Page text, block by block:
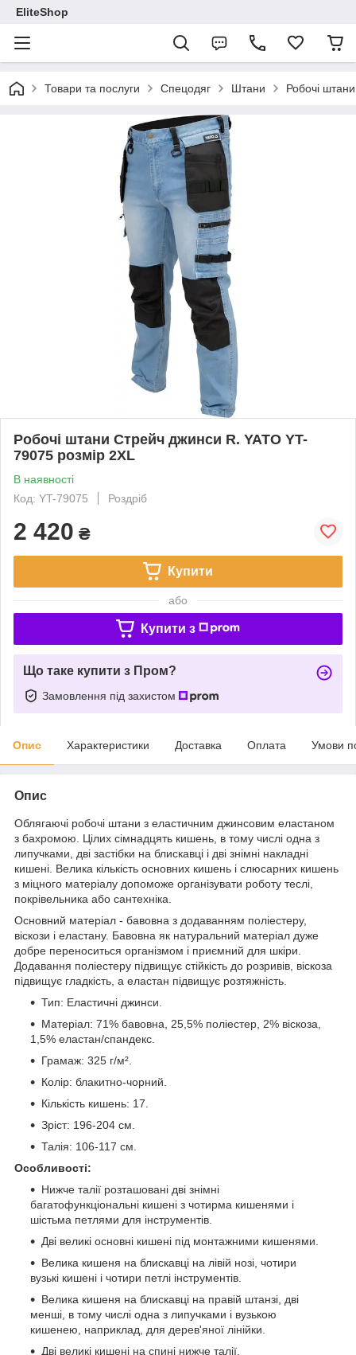
EliteShop
Товари та послуги Спецодяг Штани Робочі
Робочі штани Стрейч джинси R. YATO YT-
79075 розмір 2XL
В наявності
Код: YT-79075
Роздріб
2 420 ₴
Купити
або
Купити з
Що таке купити з Пром?
Замовлення під захистом
Опис Характеристики Доставка Оплата Умови
Опис
Облягаючі робочі штани з еластичним джинсовим еластаном
з бахромою. Цілих сімнадцять кишень, в тому числі одна з
липучками, дві застібки на блискавці і дві знімні накладні
кишені. Велика кількість основних кишень і слюсарних кишень
з міцного матеріалу допоможе організувати роботу теслі,
покрівельника або сантехніка.
Основний матеріал - бавовна з додаванням поліестеру,
віскози і еластану. Бавовна як натуральний матеріал дуже
добре переноситься організмом і приємний для шкіри.
Додавання поліестеру підвищує стійкість до розривів, віскоза
підвищує гладкість, а еластан підвищує розтяжність.
Тип: Еластичні джинси.
Матеріал: 71% бавовна, 25,5% поліестер, 2% віскоза,
1,5% еластан/спандекс.
Грамаж: 325 г/м².
Колір: блакитно-чорний.
Кількість кишень: 17.
Зріст: 196-204 см.
Талія: 106-117 см.
Особливості:
Нижче талії розташовані дві знімні
багатофункціональні кишені з чотирма кишенями і
шістьма петлями для інструментів.
Дві великі основні кишені під монтажними кишенями.
Велика кишеня на блискавці на лівій нозі, чотири
вузькі кишені і чотири петлі інструментів.
Велика кишеня на блискавці на правій штанзі, дві
менші, в тому числі одна з липучками і вузькою
кишенею, наприклад, для дерев'яної лінійки.
Дві великі кишені на спині нижче талії.